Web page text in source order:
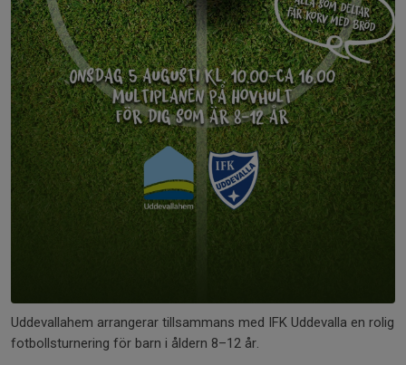
Uddevallahem arrangerar tillsammans med IFK Uddevalla en rolig
fotbollsturnering för barn i åldern 8–12 år.